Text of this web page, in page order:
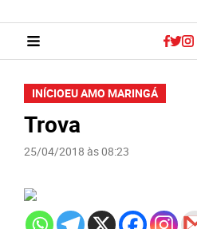
INÍCIOEU AMO MARINGÁ
Trova
25/04/2018 às 08:23